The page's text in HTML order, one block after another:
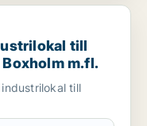
till salu i Ödeshög, Ydre
till
m.fl.
till